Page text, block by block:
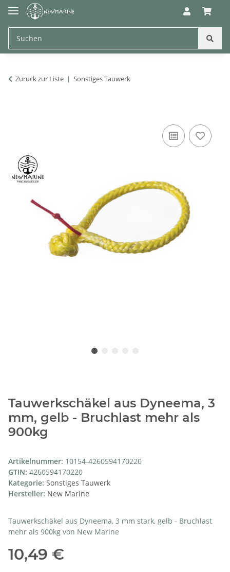
Zurück zur Liste Sonstiges Tauwerk
Tauwerkschäkel aus Dyneema, 3
mm, gelb - Bruchlast mehr als
900kg
Artikelnummer: 10154-4260594170220
GTIN: 4260594170220
Kategorie: Sonstiges Tauwerk
Hersteller: New Marine
Tauwerkschäkel aus Dyneema, 3 mm stark, gelb - Bruchlast
mehr als 900kg von New Marine
10,49 €